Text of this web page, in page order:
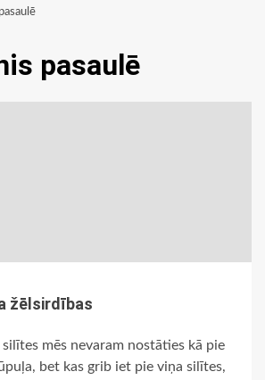
pasaulē
žēlsirdības
mēs nevaram nostāties kā pie
bet kas grib iet pie viņa silītes,